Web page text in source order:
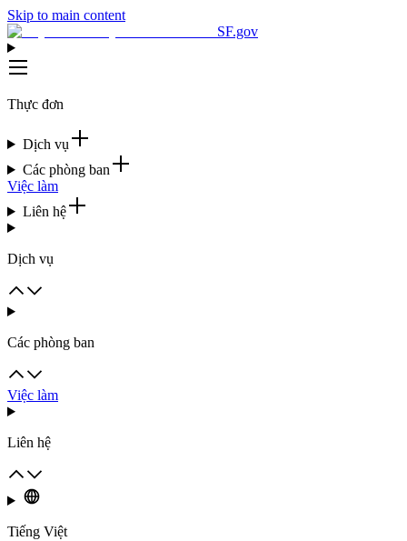
Skip to main content
SF.gov
Thực đơn
Dịch vụ
Các phòng ban
Việc làm
Liên hệ
Dịch vụ
Các phòng ban
Việc làm
Liên hệ
Tiếng Việt